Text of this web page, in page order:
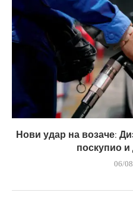
Нови удар на возаче:
поскупио
06/